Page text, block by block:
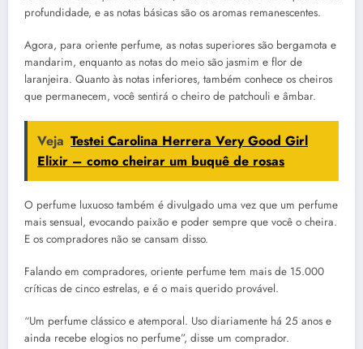
profundidade, e as notas básicas são os aromas remanescentes.
Agora, para oriente perfume, as notas superiores são bergamota e
mandarim, enquanto as notas do meio são jasmim e flor de
laranjeira. Quanto às notas inferiores, também conhece os cheiros
que permanecem, você sentirá o cheiro de patchouli e âmbar.
Veja Testei Carolina Herrera Very Good Girl
Elixir – como cheirar um buquê de rosas
O perfume luxuoso também é divulgado uma vez que um perfume
mais sensual, evocando paixão e poder sempre que você o cheira.
E os compradores não se cansam disso.
Falando em compradores, oriente perfume tem mais de 15.000
críticas de cinco estrelas, e é o mais querido provável.
“Um perfume clássico e atemporal. Uso diariamente há 25 anos e
ainda recebe elogios no perfume”, disse um comprador.